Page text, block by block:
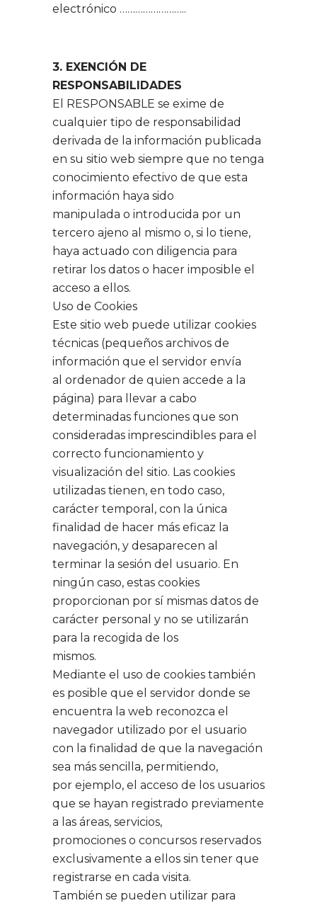
electrónico ……………………..
3. EXENCIÓN DE
RESPONSABILIDADES
El RESPONSABLE se exime de
cualquier tipo de responsabilidad
derivada de la información publicada
en su sitio web siempre que no tenga
conocimiento efectivo de que esta
información haya sido
manipulada o introducida por un
tercero ajeno al mismo o, si lo tiene,
haya actuado con diligencia para
retirar los datos o hacer imposible el
acceso a ellos.
Uso de Cookies
Este sitio web puede utilizar cookies
técnicas (pequeños archivos de
información que el servidor envía
al ordenador de quien accede a la
página) para llevar a cabo
determinadas funciones que son
consideradas imprescindibles para el
correcto funcionamiento y
visualización del sitio. Las cookies
utilizadas tienen, en todo caso,
carácter temporal, con la única
finalidad de hacer más eficaz la
navegación, y desaparecen al
terminar la sesión del usuario. En
ningún caso, estas cookies
proporcionan por sí mismas datos de
carácter personal y no se utilizarán
para la recogida de los
mismos.
Mediante el uso de cookies también
es posible que el servidor donde se
encuentra la web reconozca el
navegador utilizado por el usuario
con la finalidad de que la navegación
sea más sencilla, permitiendo,
por ejemplo, el acceso de los usuarios
que se hayan registrado previamente
a las áreas, servicios,
promociones o concursos reservados
exclusivamente a ellos sin tener que
registrarse en cada visita.
También se pueden utilizar para